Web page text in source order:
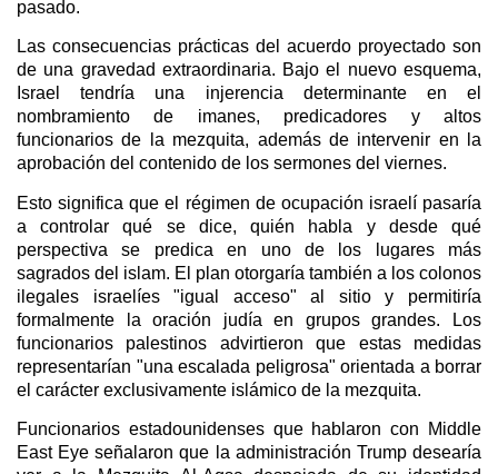
pasado.
Las consecuencias prácticas del acuerdo proyectado son
de una gravedad extraordinaria. Bajo el nuevo esquema,
Israel tendría una injerencia determinante en el
nombramiento de imanes, predicadores y altos
funcionarios de la mezquita, además de intervenir en la
aprobación del contenido de los sermones del viernes.
Esto significa que el régimen de ocupación israelí pasaría
a controlar qué se dice, quién habla y desde qué
perspectiva se predica en uno de los lugares más
sagrados del islam. El plan otorgaría también a los colonos
ilegales israelíes "igual acceso" al sitio y permitiría
formalmente la oración judía en grupos grandes. Los
funcionarios palestinos advirtieron que estas medidas
representarían "una escalada peligrosa" orientada a borrar
el carácter exclusivamente islámico de la mezquita.
Funcionarios estadounidenses que hablaron con Middle
East Eye señalaron que la administración Trump desearía